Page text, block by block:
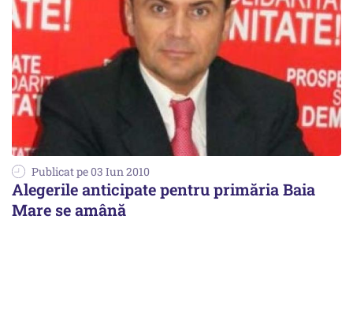
Publicat pe 03 Iun 2010
Alegerile anticipate pentru primăria Baia
Mare se amână